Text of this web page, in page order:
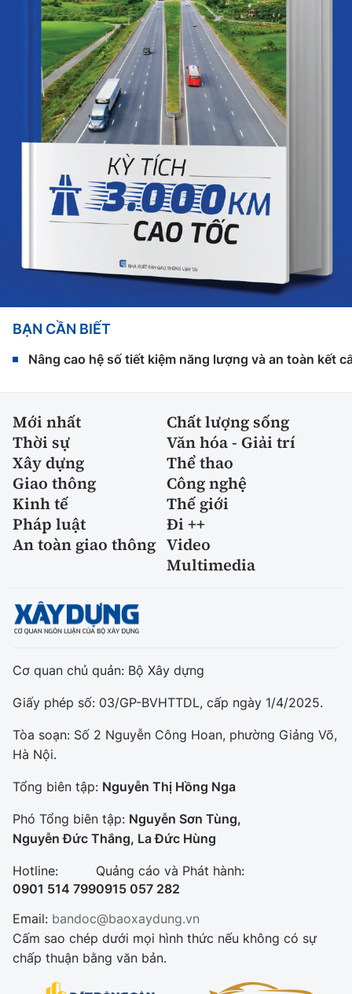
BẠN CẦN BIẾT
Nâng cao hệ số tiết kiệm năng lượng và an toàn kết
Mới nhất
Chất lượng sống
Thời sự
Văn hóa - Giải trí
Xây dựng
Thể thao
Giao thông
Công nghệ
Kinh tế
Thế giới
Pháp luật
Đi ++
An toàn giao thông Video
Multimedia
Cơ quan chủ quản: Bộ Xây dựng
Giấy phép số: 03/GP-BVHTTDL, cấp ngày 1/4/2025.
Tòa soạn: Số 2 Nguyễn Công Hoan, phường Giảng Võ,
Hà Nội.
Tổng biên tập: Nguyễn Thị Hồng Nga
Phó Tổng biên tập: Nguyễn Sơn Tùng,
Nguyễn Đức Thắng, La Đức Hùng
Hotline:
0901 514 799
Quảng cáo và Phát hành:
0915 057 282
Email: bandoc@baoxaydung.vn
Cấm sao chép dưới mọi hình thức nếu không có sự
chấp thuận bằng văn bản.